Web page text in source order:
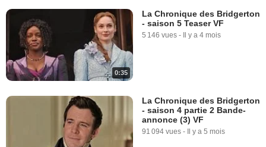
0:35
La Chronique des Bridgerton
- saison 5 Teaser VF
5 146 vues - Il y a 4 mois
La Chronique des Bridgerton
- saison 4 partie 2 Bande-
annonce (3) VF
91 094 vues - Il y a 5 mois